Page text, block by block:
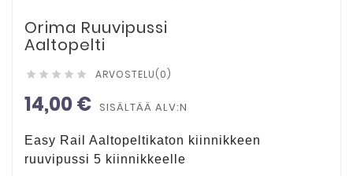
Orima Ruuvipussi
Aaltopelti
     ARVOSTELU(0)
14,00 € SISÄLTÄÄ ALV:N
Easy Rail Aaltopeltikaton kiinnikkeen
ruuvipussi 5 kiinnikkeelle